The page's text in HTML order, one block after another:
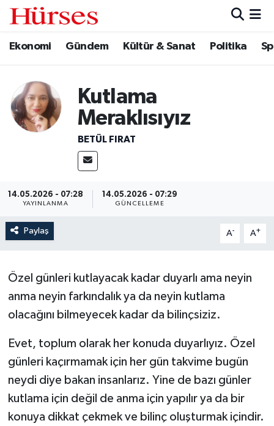
Ekonomi Gündem Kültür & Sanat Politika
Kutlama
Meraklısıyız
BETÜL FIRAT
14.05.2026 - 07:28
YAYINLANMA
14.05.2026 - 07:29
GÜNCELLEME
Paylaş A- A+
Özel günleri kutlayacak kadar duyarlı ama neyin
anma neyin farkındalık ya da neyin kutlama
olacağını bilmeyecek kadar da bilinçsiziz.
Evet, toplum olarak her konuda duyarlıyız. Özel
günleri kaçırmamak için her gün takvime bugün
neydi diye bakan insanlarız. Yine de bazı günler
kutlama için değil de anma için yapılır ya da bir
konuya dikkat çekmek ve bilinç oluşturmak içindir.
Ekonomi
Kültür & Sanat
Turizm
Hava Durumu
Süper Lig Puan Durumu ve Fikstür
Tüm Manşetler
Son Dakika Haberleri
Haber Arşivi